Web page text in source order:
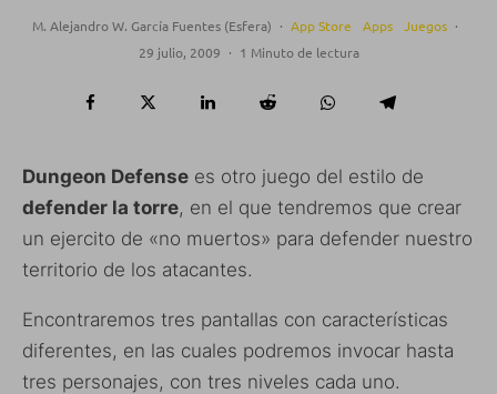
M. Alejandro W. García Fuentes (Esfera) · App Store Apps Juegos ·
29 julio, 2009 · 1 Minuto de lectura
Dungeon Defense es otro juego del estilo de
defender la torre, en el que tendremos que crear
un ejercito de «no muertos» para defender nuestro
territorio de los atacantes.
Encontraremos tres pantallas con características
diferentes, en las cuales podremos invocar hasta
tres personajes, con tres niveles cada uno.